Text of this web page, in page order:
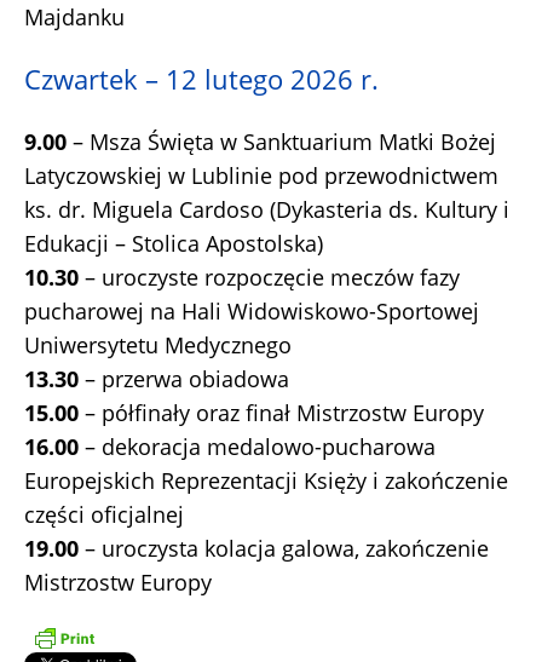
Majdanku
Czwartek – 12 lutego 2026 r.
9.00 – Msza Święta w Sanktuarium Matki Bożej
Latyczowskiej w Lublinie pod przewodnictwem
ks. dr. Miguela Cardoso (Dykasteria ds. Kultury i
Edukacji – Stolica Apostolska)
10.30 – uroczyste rozpoczęcie meczów fazy
pucharowej na Hali Widowiskowo-Sportowej
Uniwersytetu Medycznego
13.30 – przerwa obiadowa
15.00 – półfinały oraz finał Mistrzostw Europy
16.00 – dekoracja medalowo-pucharowa
Europejskich Reprezentacji Księży i zakończenie
części oficjalnej
19.00 – uroczysta kolacja galowa, zakończenie
Mistrzostw Europy